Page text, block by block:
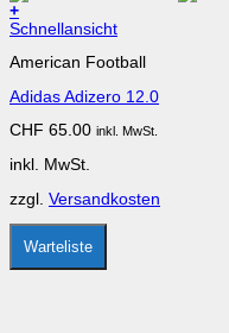
+
Dieses
weist
Varianten
Die
können
der
Produktseite
gewählt
Schnellansicht
American Football
Adidas Adizero 12.0
CHF 65.00 inkl. MwSt.
inkl. MwSt.
zzgl. Versandkosten
Warteliste